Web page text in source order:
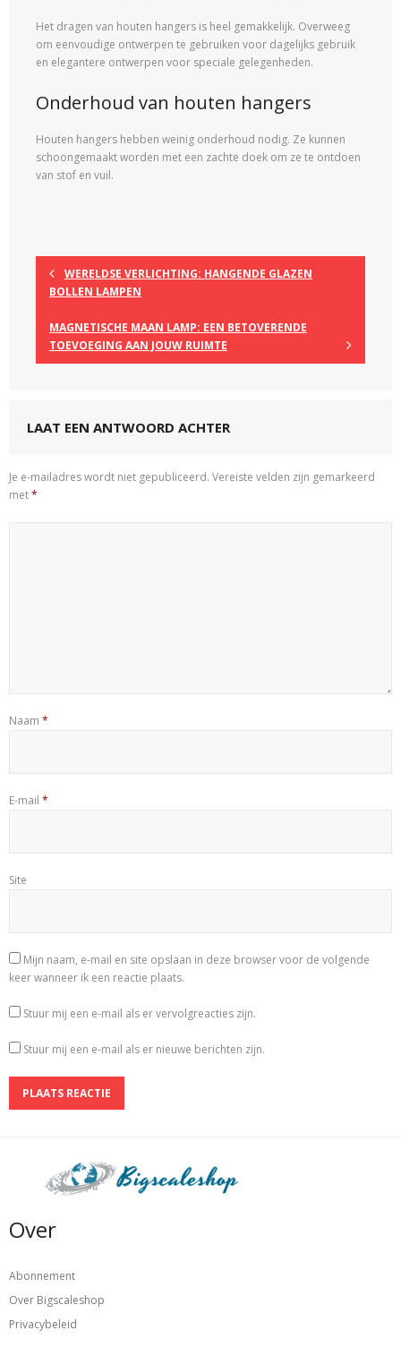
Het dragen van houten hangers is heel gemakkelijk. Overweeg
om eenvoudige ontwerpen te gebruiken voor dagelijks gebruik
en elegantere ontwerpen voor speciale gelegenheden.
Onderhoud van houten hangers
Houten hangers hebben weinig onderhoud nodig. Ze kunnen
schoongemaakt worden met een zachte doek om ze te ontdoen
van stof en vuil.
WERELDSE VERLICHTING: HANGENDE GLAZEN
BOLLEN LAMPEN
MAGNETISCHE MAAN LAMP: EEN BETOVERENDE
TOEVOEGING AAN JOUW RUIMTE
LAAT EEN ANTWOORD ACHTER
Je e-mailadres wordt niet gepubliceerd. Vereiste velden zijn gemarkeerd
met*
Naam *
E-mail *
Site
Mijn naam, e-mail en site opslaan in deze browser voor de volgende
keer wanneer ik een reactie plaats.
Stuur mij een e-mail als er vervolgreacties zijn.
Stuur mij een e-mail als er nieuwe berichten zijn.
Over
Abonnement
Over Bigscaleshop
Privacybeleid